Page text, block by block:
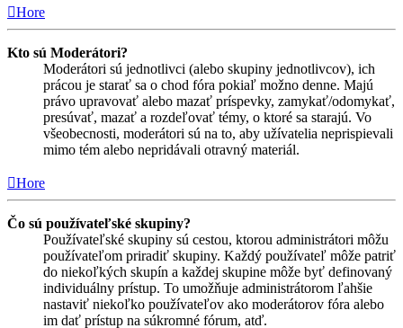
Hore
Kto sú Moderátori?
Moderátori sú jednotlivci (alebo skupiny jednotlivcov), ich
prácou je starať sa o chod fóra pokiaľ možno denne. Majú
právo upravovať alebo mazať príspevky, zamykať/odomykať,
presúvať, mazať a rozdeľovať témy, o ktoré sa starajú. Vo
všeobecnosti, moderátori sú na to, aby užívatelia neprispievali
mimo tém alebo nepridávali otravný materiál.
Hore
Čo sú používateľské skupiny?
Používateľské skupiny sú cestou, ktorou administrátori môžu
používateľom priradiť skupiny. Každý používateľ môže patriť
do niekoľkých skupín a každej skupine môže byť definovaný
individuálny prístup. To umožňuje administrátorom ľahšie
nastaviť niekoľko používateľov ako moderátorov fóra alebo
im dať prístup na súkromné fórum, atď.